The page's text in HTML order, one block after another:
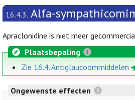
16.4.3. Alfa-
Apraclonidine is niet meer
Plaatsbepaling
Zie 16.4. Antiglaucoommiddelen
Ongewenste effecten